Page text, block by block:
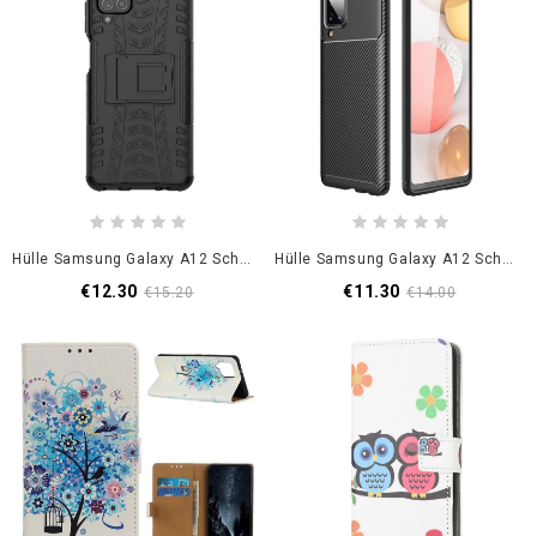
Hülle Samsung Galaxy A12 Schwarz Handyhülle Extra Schwer
€12.30 €15.20
Hülle Samsung Galaxy A12 Schwarz Flexible Kohlefasertextur
€11.30 €14.00